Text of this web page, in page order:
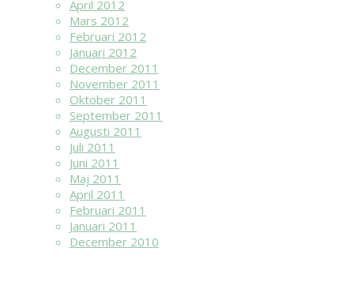
April 2012
Mars 2012
Februari 2012
Januari 2012
December 2011
November 2011
Oktober 2011
September 2011
Augusti 2011
Juli 2011
Juni 2011
Maj 2011
April 2011
Februari 2011
Januari 2011
December 2010